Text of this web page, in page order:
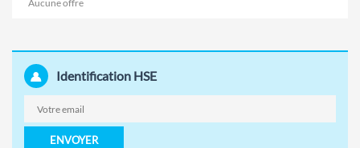
Aucune offre
Identification HSE
ENVOYER